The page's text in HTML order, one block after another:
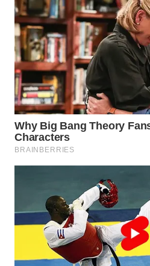
O cuidado principal é não
Embora seja mais
entrega a cor mais bonita e
compostos antioxidantes.
cozinhar a fruta inteira e
melhor esse sabor de
Por que a
especial nos
A jabuticaba não é apenas
Ela faz parte da memória de
do tronco, com a mão
e o chão coberto de
o quintal em ponto de
frutificação costuma atrair
crianças, pássaros e
carregado.